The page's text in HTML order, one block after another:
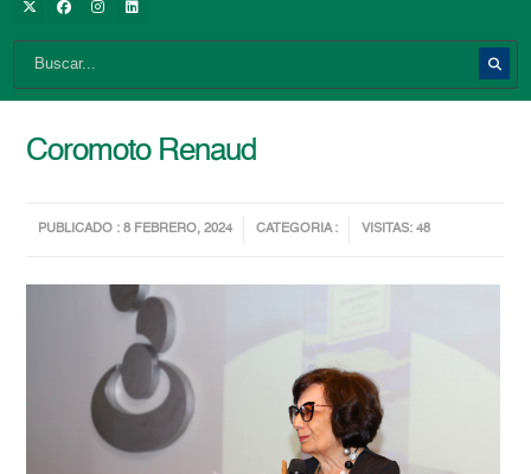
Coromoto Renaud
PUBLICADO : 8 FEBRERO, 2024 CATEGORIA : VISITAS: 48